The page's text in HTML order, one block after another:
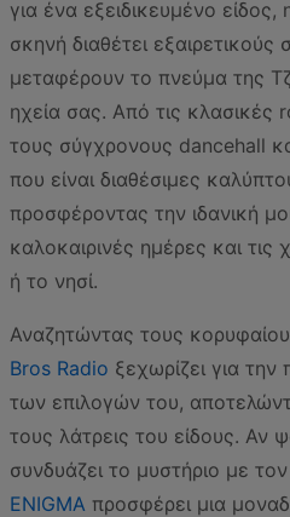
για ένα εξειδικευμένο
σκηνή διαθέτει
μεταφέρουν το πνεύμα της
ηχεία σας. Από τις κλασικές
τους σύγχρονους dancehall
που είναι διαθέσιμες
προσφέροντας την ιδανική
καλοκαιρινές ημέρες και
ή το νησί.
Αναζητώντας τους
Bros Radio ξεχωρίζει για την
των επιλογών του,
τους λάτρεις του είδους. Αν
συνδυάζει το μυστήριο με
ENIGMA προσφέρει μια